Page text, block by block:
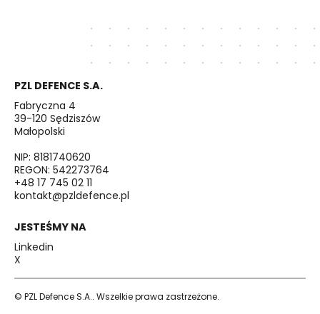
PZL DEFENCE S.A.
Fabryczna 4
39-120 Sędziszów
Małopolski
NIP: 8181740620
REGON: 542273764
+48 17 745 02 11
kontakt@pzldefence.pl
JESTEŚMY NA
Linkedin
X
© PZL Defence S.A.. Wszelkie prawa zastrzeżone.